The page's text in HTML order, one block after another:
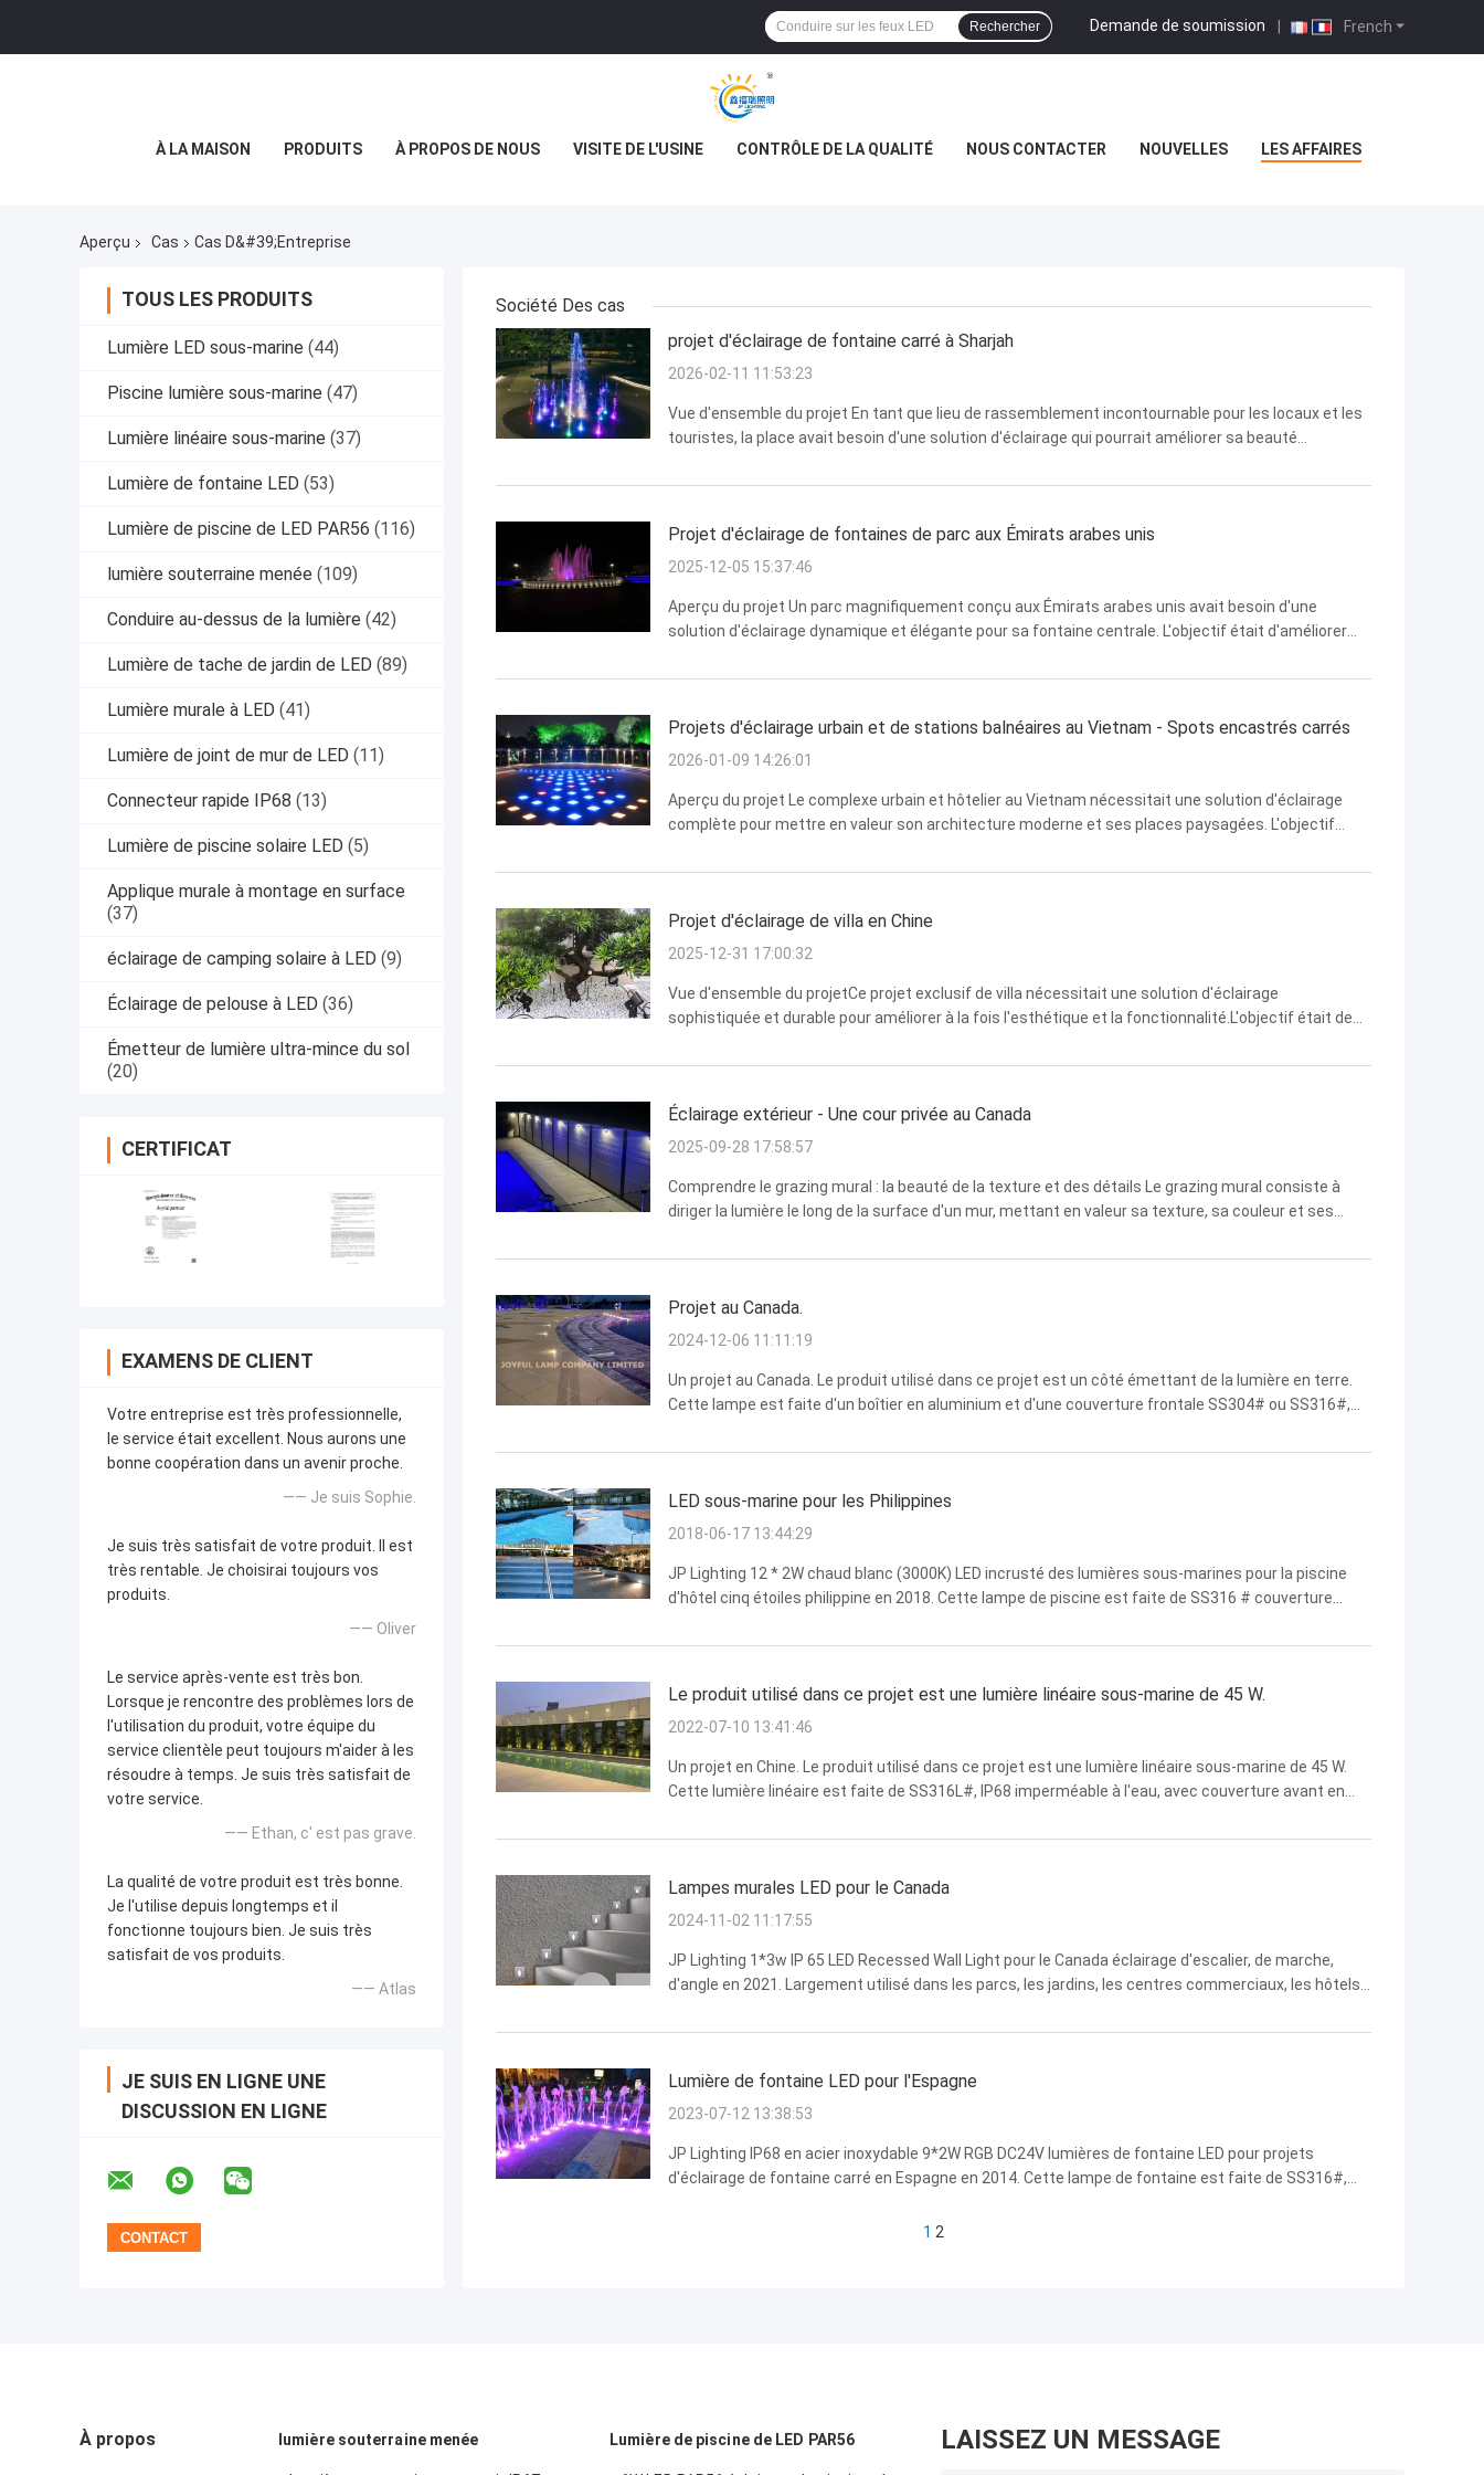
French
Demande de soumission |
Rechercher
À LA MAISON PRODUITS À PROPOS DE NOUS VISITE DE L'USINE CONTRÔLE DE LA QUALITÉ NOUS CONTACTER NOUVELLES LES AFFAIRES
Aperçu Cas Cas D&#39;entreprise
TOUS LES PRODUITS
Lumière LED sous-marine (44)
Piscine lumière sous-marine (47)
Lumière linéaire sous-marine (37)
Lumière de fontaine LED (53)
Lumière de piscine de LED PAR56 (116)
lumière souterraine menée (109)
Conduire au-dessus de la lumière (42)
Lumière de tache de jardin de LED (89)
Lumière murale à LED (41)
Lumière de joint de mur de LED (11)
Connecteur rapide IP68 (13)
Lumière de piscine solaire LED (5)
Applique murale à montage en surface
(37)
éclairage de camping solaire à LED (9)
Éclairage de pelouse à LED (36)
Émetteur de lumière ultra-mince du sol
(20)
CERTIFICAT
EXAMENS DE CLIENT
Votre entreprise est très professionnelle,
le service était excellent. Nous aurons une
bonne coopération dans un avenir proche.
—— Je suis Sophie.
Je suis très satisfait de votre produit. Il est
très rentable. Je choisirai toujours vos
produits.
—— Oliver
Le service après-vente est très bon.
Lorsque je rencontre des problèmes lors de
l'utilisation du produit, votre équipe du
service clientèle peut toujours m'aider à les
résoudre à temps. Je suis très satisfait de
votre service.
—— Ethan, c' est pas grave.
La qualité de votre produit est très bonne.
Je l'utilise depuis longtemps et il
fonctionne toujours bien. Je suis très
satisfait de vos produits.
—— Atlas
JE SUIS EN LIGNE UNE
DISCUSSION EN LIGNE
Société Des cas
projet d'éclairage de fontaine carré à Sharjah
2026-02-11 11:53:23
Vue d'ensemble du projet En tant que lieu de rassemblement incontournable pour les locaux et les
touristes, la place avait besoin d'une solution d'éclairage qui pourrait améliorer sa beauté
climat du d...
Projet d'éclairage de fontaines de parc aux Émirats arabes unis
2025-12-05 15:37:46
Aperçu du projet Un parc magnifiquement conçu aux Émirats arabes unis avait besoin d'une
solution d'éclairage dynamique et élégante pour sa fontaine centrale. L'objectif était d'améliorer
L'...
Projets d'éclairage urbain et de stations balnéaires au Vietnam - Spots encastrés carrés
2026-01-09 14:26:01
Aperçu du projet Le complexe urbain et hôtelier au Vietnam nécessitait une solution d'éclairage
complète pour mettre en valeur son architecture moderne et ses places paysagées. L'objectif
assurant une ...
Projet d'éclairage de villa en Chine
2025-12-31 17:00:32
Vue d'ensemble du projetCe projet exclusif de villa nécessitait une solution d'éclairage
sophistiquée et durable pour améliorer à la fois l'esthétique et la fonctionnalité.L'objectif était de
d'...
Éclairage extérieur - Une cour privée au Canada
2025-09-28 17:58:57
Comprendre le grazing mural : la beauté de la texture et des détails Le grazing mural consiste à
diriger la lumière le long de la surface d'un mur, mettant en valeur sa texture, sa couleur et ses
en ...
Projet au Canada.
2024-12-06 11:11:19
Un projet au Canada. Le produit utilisé dans ce projet est un côté émettant de la lumière en terre.
Cette lampe est faite d'un boîtier en aluminium et d'une couverture frontale SS304# ou SS316#,
LED sous-marine pour les Philippines
2018-06-17 13:44:29
JP Lighting 12 * 2W chaud blanc (3000K) LED incrusté des lumières sous-marines pour la piscine
d'hôtel cinq étoiles philippine en 2018. Cette lampe de piscine est faite de SS316 # couverture
Le produit utilisé dans ce projet est une lumière linéaire sous-marine de 45 W.
2022-07-10 13:41:46
Un projet en Chine. Le produit utilisé dans ce projet est une lumière linéaire sous-marine de 45 W.
Cette lumière linéaire est faite de SS316L#, IP68 imperméable à l'eau, avec couverture avant en
Lampes murales LED pour le Canada
2024-11-02 11:17:55
JP Lighting 1*3w IP 65 LED Recessed Wall Light pour le Canada éclairage d'escalier, de marche,
d'angle en 2021. Largement utilisé dans les parcs, les jardins, les centres commerciaux, les hôtels,
coop...
Lumière de fontaine LED pour l'Espagne
2023-07-12 13:38:53
JP Lighting IP68 en acier inoxydable 9*2W RGB DC24V lumières de fontaine LED pour projets
d'éclairage de fontaine carré en Espagne en 2014. Cette lampe de fontaine est faite de SS316#,
1 2
À propos lumière souterraine menée Lumière de piscine de LED PAR56 LAISSEZ UN MESSAGE